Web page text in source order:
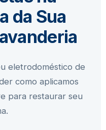
da Sua
eletrodoméstico de
como aplicamos
para restaurar seu